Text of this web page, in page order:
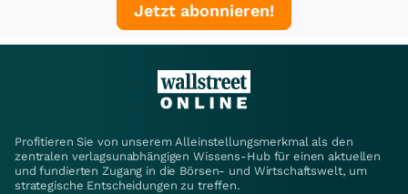
Jetzt abonnieren!
Profitieren Sie von unserem Alleinstellungsmerkmal als den
zentralen verlagsunabhängigen Wissens-Hub für einen aktuellen
und fundierten Zugang in die Börsen- und Wirtschaftswelt, um
strategische Entscheidungen zu treffen.